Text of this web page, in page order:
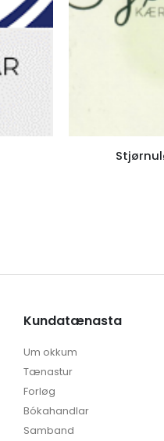
Kundatænasta
Um okkum
Tænastur
Forløg
Bókahandlar
Samband